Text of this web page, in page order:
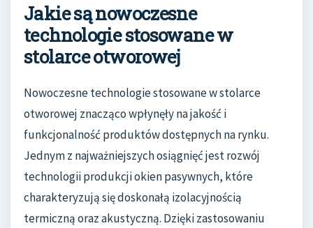
Jakie są nowoczesne
technologie stosowane w
stolarce otworowej
Nowoczesne technologie stosowane w stolarce
otworowej znacząco wpłynęły na jakość i
funkcjonalność produktów dostępnych na rynku.
Jednym z najważniejszych osiągnięć jest rozwój
technologii produkcji okien pasywnych, które
charakteryzują się doskonałą izolacyjnością
termiczną oraz akustyczną. Dzięki zastosowaniu